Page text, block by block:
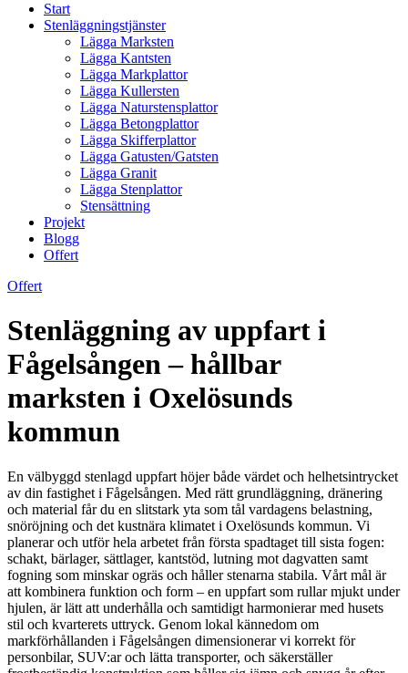
Start
Stenläggningstjänster
Lägga Marksten
Lägga Kantsten
Lägga Markplattor
Lägga Kullersten
Lägga Naturstensplattor
Lägga Betongplattor
Lägga Skifferplattor
Lägga Gatusten/Gatsten
Lägga Granit
Lägga Stenplattor
Stensättning
Projekt
Blogg
Offert
Offert
Stenläggning av uppfart i
Fågelsången – hållbar
marksten i Oxelösunds
kommun
En välbyggd stenlagd uppfart höjer både värdet och helhetsintrycket
av din fastighet i Fågelsången. Med rätt grundläggning, dränering
och material får du en slitstark yta som tål vardagens belastning,
snöröjning och det kustnära klimatet i Oxelösunds kommun. Vi
planerar och utför hela arbetet från första spadtaget till sista fogen:
schakt, bärlager, sättlager, kantstöd, lutning mot dagvatten samt
fogning som minskar ogräs och håller stenarna stabila. Vårt mål är
att kombinera funktion och form – en uppfart som rullar mjukt under
hjulen, är lätt att underhålla och samtidigt harmonierar med husets
stil och kvarterets uttryck. Genom lokal kännedom om
markförhållanden i Fågelsången dimensionerar vi korrekt för
personbilar, SUV:ar och lätta transporter, och säkerställer